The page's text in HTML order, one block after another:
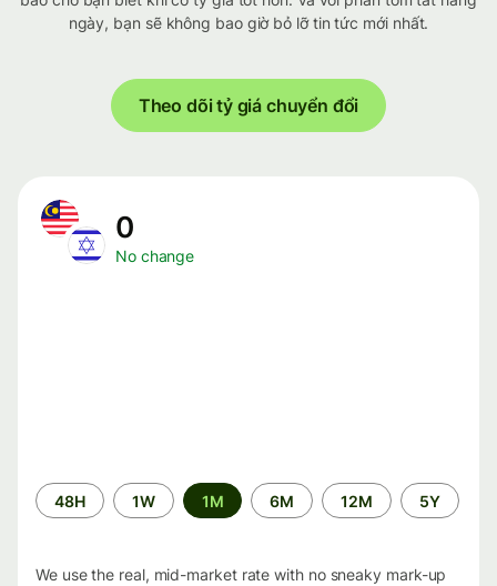
ngày, bạn sẽ không bao giờ bỏ lỡ tin tức mới nhất.
Theo dõi tỷ giá chuyển đổi
0
No change
Time
period
48H 1W 1M 6M 12M 5Y
We use the real, mid-market rate with no sneaky mark-up